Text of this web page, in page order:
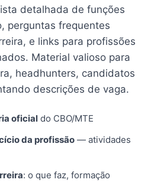
detalhada de funções
perguntas frequentes
e links para profissões
Material valioso para
headhunters, candidatos
descrições de vaga.
oficial do CBO/MTE
da profissão — atividades
: o que faz, formação